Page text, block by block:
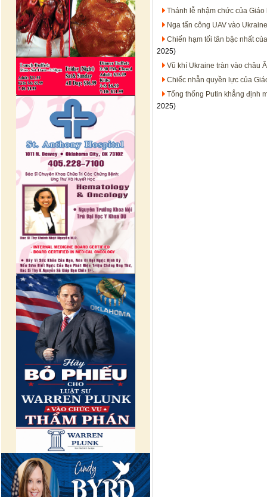
Thánh lễ nhậm chức của Giáo
Nga tấn công UAV vào
Chiến hạm tối tân bậc nhất
2025)
Vũ khí Ukraine tràn vào châu
Chiếc nhẫn quyền lực của
Tổng thống Putin khẳng định
2025)